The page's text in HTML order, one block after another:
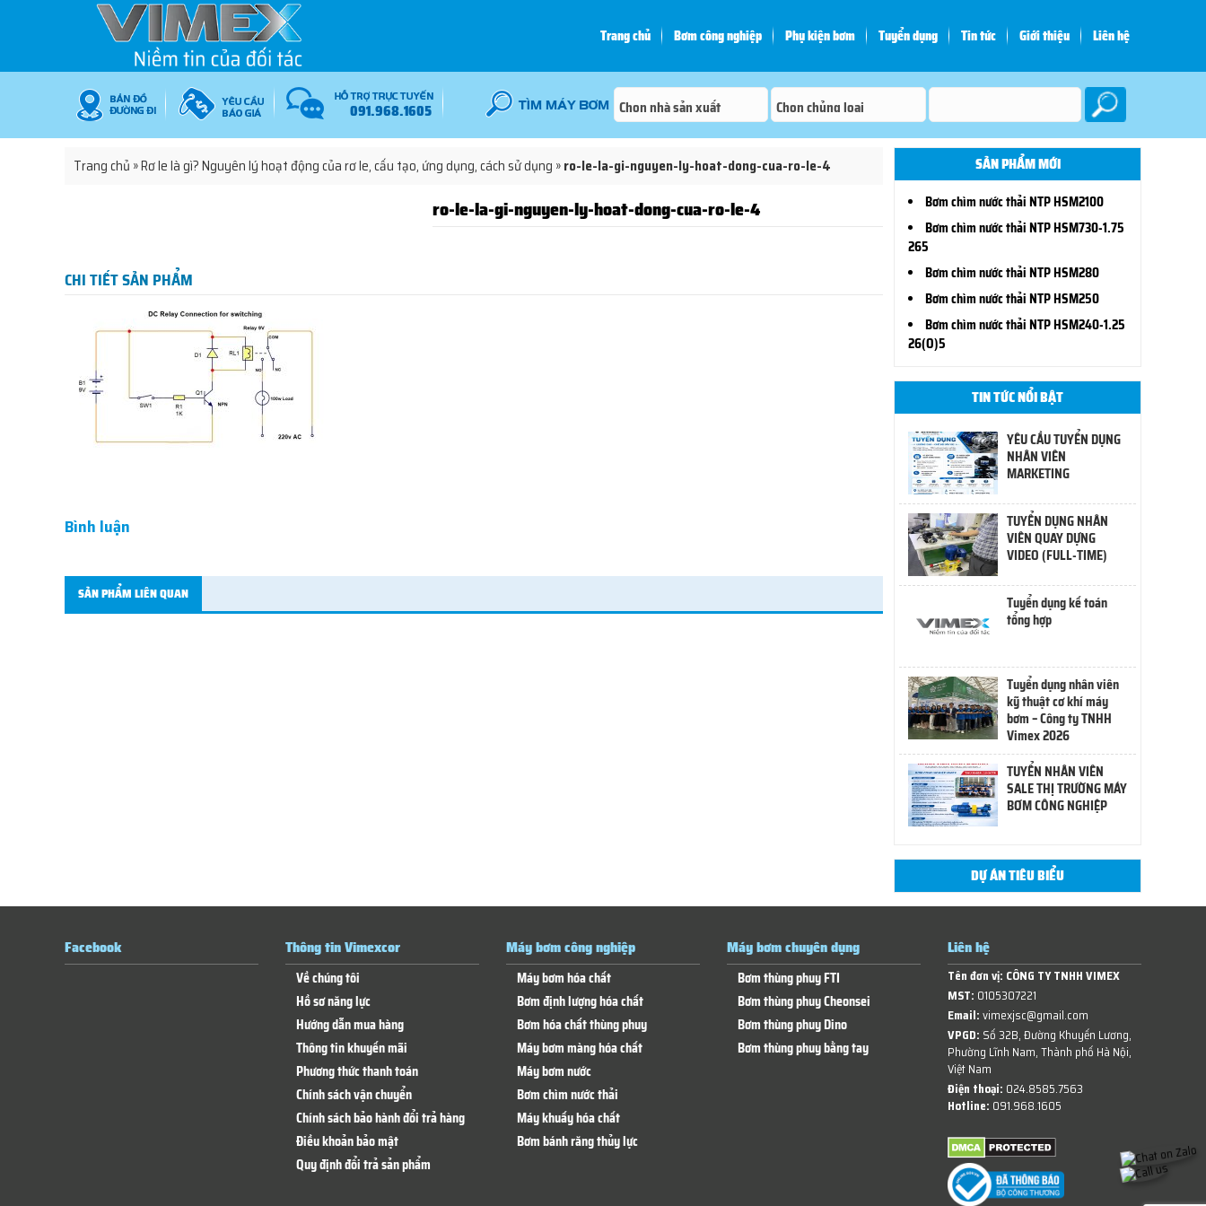
Trang chủ Bơm công nghiệp Phụ kiện bơm Tuyển dụng Tin tức Giới thiệu Liên hệ
091.968.1605
Trang chủ »Rơ le là gì? Nguyên lý hoạt động của rơ le, cấu tạo, ứng dụng, cách sử dụng »ro-le-la-gi-nguyen-ly-hoat-dong-cua-ro-le-4
ro-le-la-gi-nguyen-ly-hoat-dong-cua-ro-le-4
CHI TIẾT SẢN PHẨM
Bình luận
SẢN PHẨM LIÊN QUAN
SẢN PHẨM MỚI
Bơm chìm nước thải NTP HSM2100
Bơm chìm nước thải NTP HSM730-1.75
265
Bơm chìm nước thải NTP HSM280
Bơm chìm nước thải NTP HSM250
Bơm chìm nước thải NTP HSM240-1.25
26(O)5
TIN TỨC NỔI BẬT
YÊU CẦU TUYỂN DỤNG
NHÂN VIÊN
MARKETING
TUYỂN DỤNG NHÂN
VIÊN QUAY DỰNG
VIDEO (FULL-TIME)
Tuyển dụng kế toán
tổng hợp
Tuyển dụng nhân viên
kỹ thuật cơ khí máy
bơm – Công ty TNHH
Vimex 2026
TUYỂN NHÂN VIÊN
SALE THỊ TRƯỜNG MÁY
BƠM CÔNG NGHIỆP
DỰ ÁN TIÊU BIỂU
Facebook Thông tin Vimexcor
Về chúng tôi
Hồ sơ năng lực
Hướng dẫn mua hàng
Thông tin khuyến mãi
Phương thức thanh toán
Chính sách vận chuyển
Chính sách bảo hành đổi trả hàng
Điều khoản bảo mật
Quy định đổi trả sản phẩm
Máy bơm công nghiệp
Máy bơm hóa chất
Bơm định lượng hóa chất
Bơm hóa chất thùng phuy
Máy bơm màng hóa chất
Máy bơm nước
Bơm chìm nước thải
Máy khuấy hóa chất
Bơm bánh răng thủy lực
Máy bơm chuyên dụng
Bơm thùng phuy FTI
Bơm thùng phuy Cheonsei
Bơm thùng phuy Dino
Bơm thùng phuy bằng tay
Liên hệ
Tên đơn vị: CÔNG TY TNHH VIMEX
MST: 0105307221
Email:vimexjsc@gmail.com
VPGD: Số 32B, Đường Khuyến Lương,
Phường Lĩnh Nam, Thành phố Hà Nội,
Việt Nam
Điện thoại: 024.8585.7563
Hotline: 091.968.1605